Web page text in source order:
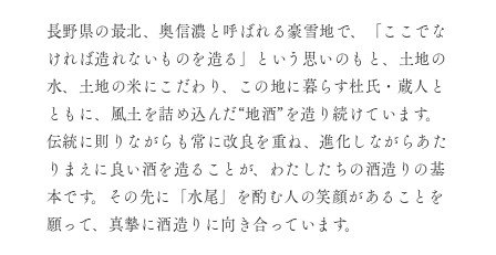
長野県の最北、奥信濃と呼ばれる豪雪地で、「ここでな
ければ造れないものを造る」という思いのもと、土地の
水、土地の米にこだわり、この地に暮らす杜氏・蔵人と
ともに、風土を詰め込んだ“地酒”を造り続けています。
伝統に則りながらも常に改良を重ね、進化しながらあた
りまえに良い酒を造ることが、わたしたちの酒造りの基
本です。その先に「水尾」を酌む人の笑顔があることを
願って、真摯に酒造りに向き合っています。